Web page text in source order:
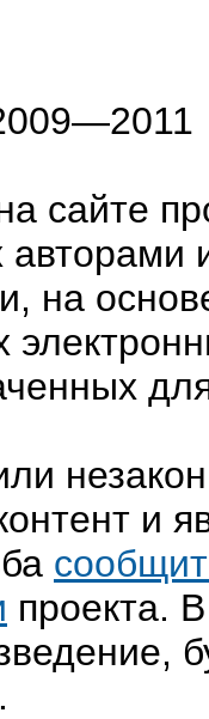
сайте
авторами
на
и
проекта.